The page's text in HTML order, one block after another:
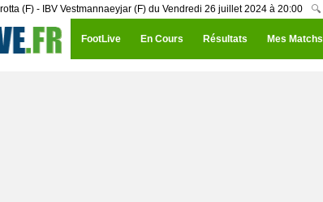
(F) - IBV Vestmannaeyjar (F) du Vendredi 26 juillet 2024 à 20:00 🔍
FootLive En Cours Résultats Mes Matchs